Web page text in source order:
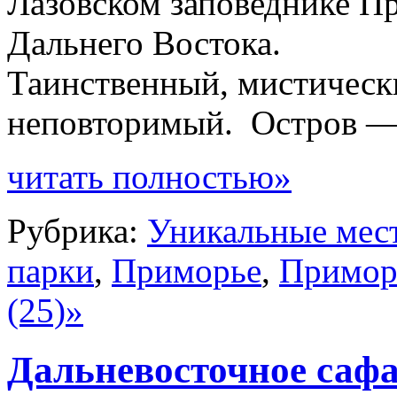
Дальнего Востока.
Таинственный,
неповторимый. Остров —
читать полностью»
Рубрика: Уникальные
парки, Приморье,
(25)»
Дальневосточное